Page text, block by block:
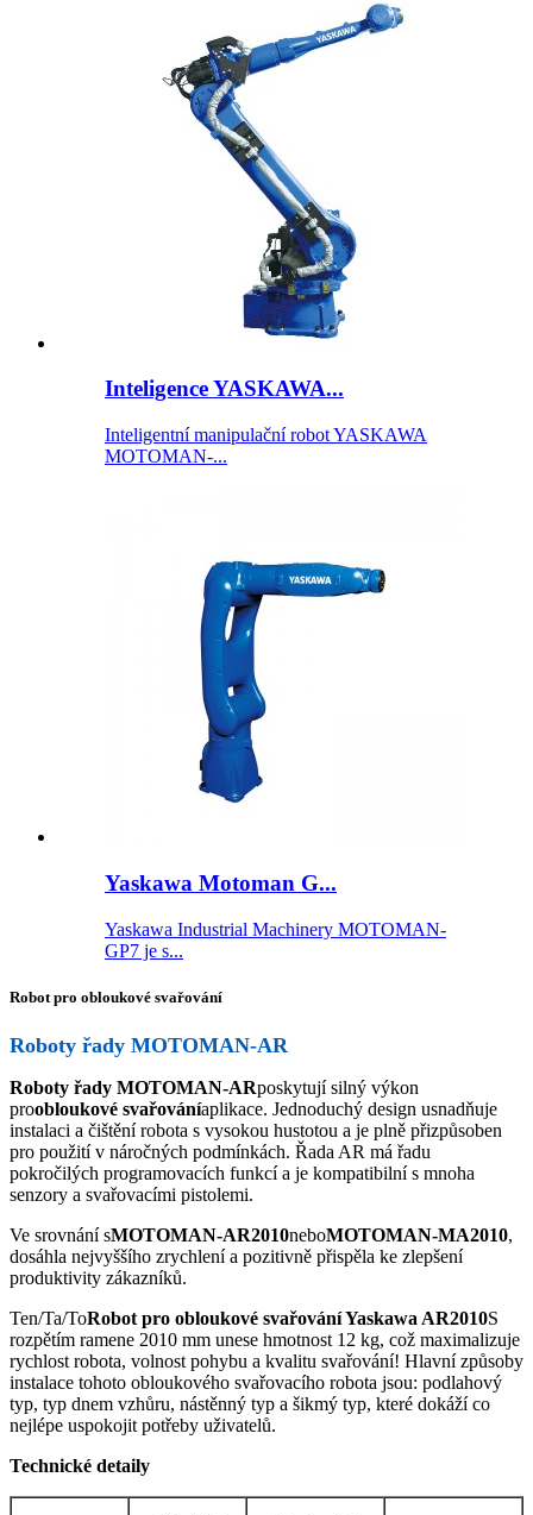
Inteligence YASKAWA...
Inteligentní manipulační robot YASKAWA
MOTOMAN-...
Yaskawa Motoman G...
Yaskawa Industrial Machinery MOTOMAN-
GP7 je s...
Robot pro obloukové svařování
Roboty řady MOTOMAN-AR
Roboty řady MOTOMAN-ARposkytují silný výkon
proobloukové svařováníaplikace. Jednoduchý design usnadňuje
instalaci a čištění robota s vysokou hustotou a je plně přizpůsoben
pro použití v náročných podmínkách. Řada AR má řadu
pokročilých programovacích funkcí a je kompatibilní s mnoha
senzory a svařovacími pistolemi.
Ve srovnání sMOTOMAN-AR2010neboMOTOMAN-MA2010,
dosáhla nejvyššího zrychlení a pozitivně přispěla ke zlepšení
produktivity zákazníků.
Ten/Ta/ToRobot pro obloukové svařování Yaskawa AR2010S
rozpětím ramene 2010 mm unese hmotnost 12 kg, což maximalizuje
rychlost robota, volnost pohybu a kvalitu svařování! Hlavní způsoby
instalace tohoto obloukového svařovacího robota jsou: podlahový
typ, typ dnem vzhůru, nástěnný typ a šikmý typ, které dokáží co
nejlépe uspokojit potřeby uživatelů.
Technické detaily